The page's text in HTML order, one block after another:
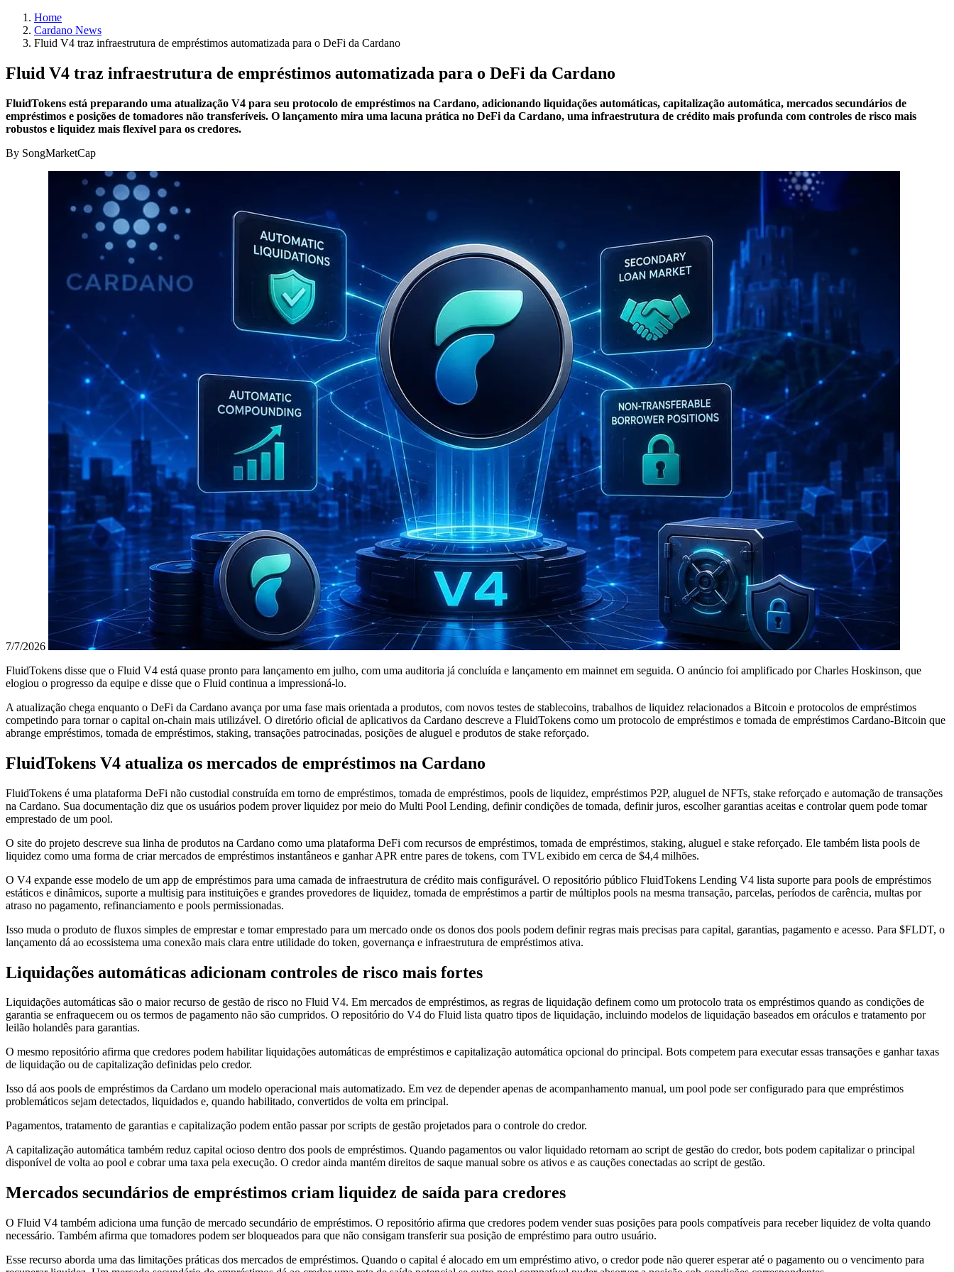
Home
Cardano News
Fluid V4 traz infraestrutura de empréstimos automatizada para o DeFi da Cardano
Fluid V4 traz infraestrutura de empréstimos automatizada para o DeFi da Cardano
FluidTokens está preparando uma atualização V4 para seu protocolo de empréstimos na Cardano, adicionando liquidações automáticas, capitalização automática, mercados secundários de
empréstimos e posições de tomadores não transferíveis. O lançamento mira uma lacuna prática no DeFi da Cardano, uma infraestrutura de crédito mais profunda com controles de risco mais
robustos e liquidez mais flexível para os credores.
By SongMarketCap
7/7/2026
FluidTokens disse que o Fluid V4 está quase pronto para lançamento em julho, com uma auditoria já concluída e lançamento em mainnet em seguida. O anúncio foi amplificado por Charles Hoskinson, que
elogiou o progresso da equipe e disse que o Fluid continua a impressioná-lo.
A atualização chega enquanto o DeFi da Cardano avança por uma fase mais orientada a produtos, com novos testes de stablecoins, trabalhos de liquidez relacionados a Bitcoin e protocolos de empréstimos
competindo para tornar o capital on-chain mais utilizável. O diretório oficial de aplicativos da Cardano descreve a FluidTokens como um protocolo de empréstimos e tomada de empréstimos Cardano-Bitcoin que
abrange empréstimos, tomada de empréstimos, staking, transações patrocinadas, posições de aluguel e produtos de stake reforçado.
FluidTokens V4 atualiza os mercados de empréstimos na Cardano
FluidTokens é uma plataforma DeFi não custodial construída em torno de empréstimos, tomada de empréstimos, pools de liquidez, empréstimos P2P, aluguel de NFTs, stake reforçado e automação de transações
na Cardano. Sua documentação diz que os usuários podem prover liquidez por meio do Multi Pool Lending, definir condições de tomada, definir juros, escolher garantias aceitas e controlar quem pode tomar
emprestado de um pool.
O site do projeto descreve sua linha de produtos na Cardano como uma plataforma DeFi com recursos de empréstimos, tomada de empréstimos, staking, aluguel e stake reforçado. Ele também lista pools de
liquidez como uma forma de criar mercados de empréstimos instantâneos e ganhar APR entre pares de tokens, com TVL exibido em cerca de $4,4 milhões.
O V4 expande esse modelo de um app de empréstimos para uma camada de infraestrutura de crédito mais configurável. O repositório público FluidTokens Lending V4 lista suporte para pools de empréstimos
estáticos e dinâmicos, suporte a multisig para instituições e grandes provedores de liquidez, tomada de empréstimos a partir de múltiplos pools na mesma transação, parcelas, períodos de carência, multas por
atraso no pagamento, refinanciamento e pools permissionadas.
Isso muda o produto de fluxos simples de emprestar e tomar emprestado para um mercado onde os donos dos pools podem definir regras mais precisas para capital, garantias, pagamento e acesso. Para $FLDT, o
lançamento dá ao ecossistema uma conexão mais clara entre utilidade do token, governança e infraestrutura de empréstimos ativa.
Liquidações automáticas adicionam controles de risco mais fortes
Liquidações automáticas são o maior recurso de gestão de risco no Fluid V4. Em mercados de empréstimos, as regras de liquidação definem como um protocolo trata os empréstimos quando as condições de
garantia se enfraquecem ou os termos de pagamento não são cumpridos. O repositório do V4 do Fluid lista quatro tipos de liquidação, incluindo modelos de liquidação baseados em oráculos e tratamento por
leilão holandês para garantias.
O mesmo repositório afirma que credores podem habilitar liquidações automáticas de empréstimos e capitalização automática opcional do principal. Bots competem para executar essas transações e ganhar taxas
de liquidação ou de capitalização definidas pelo credor.
Isso dá aos pools de empréstimos da Cardano um modelo operacional mais automatizado. Em vez de depender apenas de acompanhamento manual, um pool pode ser configurado para que empréstimos
problemáticos sejam detectados, liquidados e, quando habilitado, convertidos de volta em principal.
Pagamentos, tratamento de garantias e capitalização podem então passar por scripts de gestão projetados para o controle do credor.
A capitalização automática também reduz capital ocioso dentro dos pools de empréstimos. Quando pagamentos ou valor liquidado retornam ao script de gestão do credor, bots podem capitalizar o principal
disponível de volta ao pool e cobrar uma taxa pela execução. O credor ainda mantém direitos de saque manual sobre os ativos e as cauções conectadas ao script de gestão.
Mercados secundários de empréstimos criam liquidez de saída para credores
O Fluid V4 também adiciona uma função de mercado secundário de empréstimos. O repositório afirma que credores podem vender suas posições para pools compatíveis para receber liquidez de volta quando
necessário. Também afirma que tomadores podem ser bloqueados para que não consigam transferir sua posição de empréstimo para outro usuário.
Esse recurso aborda uma das limitações práticas dos mercados de empréstimos. Quando o capital é alocado em um empréstimo ativo, o credor pode não querer esperar até o pagamento ou o vencimento para